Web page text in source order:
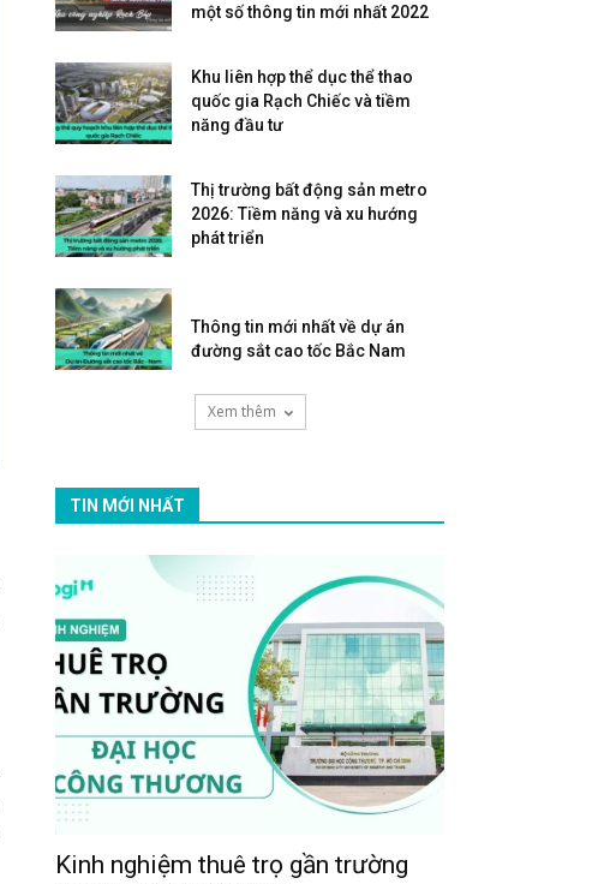
một số thông tin mới nhất 2022
Khu liên hợp thể dục thể thao
quốc gia Rạch Chiếc và tiềm
năng đầu tư
Thị trường bất động sản metro
2026: Tiềm năng và xu hướng
phát triển
Thông tin mới nhất về dự án
đường sắt cao tốc Bắc Nam
Xem thêm
TIN MỚI NHẤT
Kinh nghiệm thuê trọ gần trường